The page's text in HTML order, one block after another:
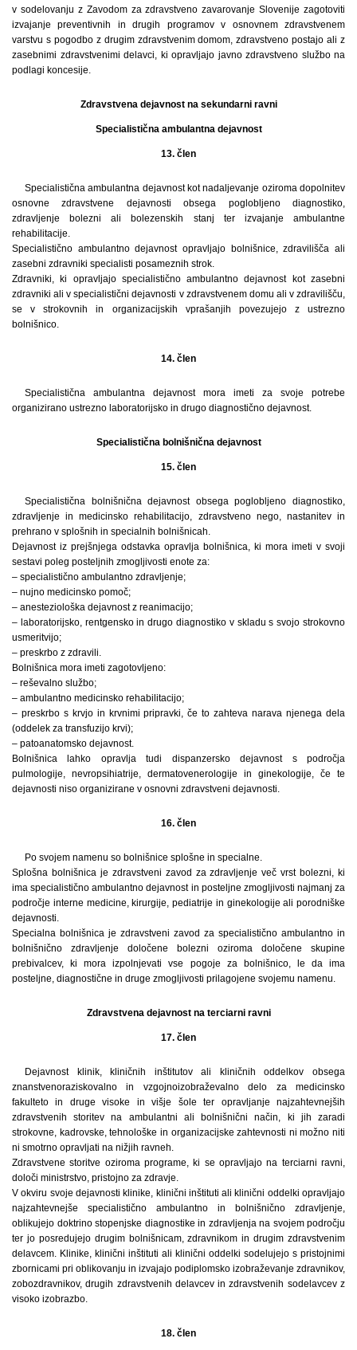
v sodelovanju z Zavodom za zdravstveno zavarovanje Slovenije zagotoviti
izvajanje preventivnih in drugih programov v osnovnem zdravstvenem
varstvu s pogodbo z drugim zdravstvenim domom, zdravstveno postajo ali z
zasebnimi zdravstvenimi delavci, ki opravljajo javno zdravstveno službo na
podlagi koncesije.
Zdravstvena dejavnost na sekundarni ravni
Specialistična ambulantna dejavnost
13. člen
Specialistična ambulantna dejavnost kot nadaljevanje oziroma dopolnitev
osnovne zdravstvene dejavnosti obsega poglobljeno diagnostiko,
zdravljenje bolezni ali bolezenskih stanj ter izvajanje ambulantne
rehabilitacije.
Specialistično ambulantno dejavnost opravljajo bolnišnice, zdravilišča ali
zasebni zdravniki specialisti posameznih strok.
Zdravniki, ki opravljajo specialistično ambulantno dejavnost kot zasebni
zdravniki ali v specialistični dejavnosti v zdravstvenem domu ali v zdravilišču,
se v strokovnih in organizacijskih vprašanjih povezujejo z ustrezno
bolnišnico.
14. člen
Specialistična ambulantna dejavnost mora imeti za svoje potrebe
organizirano ustrezno laboratorijsko in drugo diagnostično dejavnost.
Specialistična bolnišnična dejavnost
15. člen
Specialistična bolnišnična dejavnost obsega poglobljeno diagnostiko,
zdravljenje in medicinsko rehabilitacijo, zdravstveno nego, nastanitev in
prehrano v splošnih in specialnih bolnišnicah.
Dejavnost iz prejšnjega odstavka opravlja bolnišnica, ki mora imeti v svoji
sestavi poleg posteljnih zmogljivosti enote za:
– specialistično ambulantno zdravljenje;
– nujno medicinsko pomoč;
– anesteziološka dejavnost z reanimacijo;
– laboratorijsko, rentgensko in drugo diagnostiko v skladu s svojo strokovno
usmeritvijo;
– preskrbo z zdravili.
Bolnišnica mora imeti zagotovljeno:
– reševalno službo;
– ambulantno medicinsko rehabilitacijo;
– preskrbo s krvjo in krvnimi pripravki, če to zahteva narava njenega dela
(oddelek za transfuzijo krvi);
– patoanatomsko dejavnost.
Bolnišnica lahko opravlja tudi dispanzersko dejavnost s področja
pulmologije, nevropsihiatrije, dermatovenerologije in ginekologije, če te
dejavnosti niso organizirane v osnovni zdravstveni dejavnosti.
16. člen
Po svojem namenu so bolnišnice splošne in specialne.
Splošna bolnišnica je zdravstveni zavod za zdravljenje več vrst bolezni, ki
ima specialistično ambulantno dejavnost in posteljne zmogljivosti najmanj za
področje interne medicine, kirurgije, pediatrije in ginekologije ali porodniške
dejavnosti.
Specialna bolnišnica je zdravstveni zavod za specialistično ambulantno in
bolnišnično zdravljenje določene bolezni oziroma določene skupine
prebivalcev, ki mora izpolnjevati vse pogoje za bolnišnico, le da ima
posteljne, diagnostične in druge zmogljivosti prilagojene svojemu namenu.
Zdravstvena dejavnost na terciarni ravni
17. člen
Dejavnost klinik, kliničnih inštitutov ali kliničnih oddelkov obsega
znanstvenoraziskovalno in vzgojnoizobraževalno delo za medicinsko
fakulteto in druge visoke in višje šole ter opravljanje najzahtevnejših
zdravstvenih storitev na ambulantni ali bolnišnični način, ki jih zaradi
strokovne, kadrovske, tehnološke in organizacijske zahtevnosti ni možno niti
ni smotrno opravljati na nižjih ravneh.
Zdravstvene storitve oziroma programe, ki se opravljajo na terciarni ravni,
določi ministrstvo, pristojno za zdravje.
V okviru svoje dejavnosti klinike, klinični inštituti ali klinični oddelki opravljajo
najzahtevnejše specialistično ambulantno in bolnišnično zdravljenje,
oblikujejo doktrino stopenjske diagnostike in zdravljenja na svojem področju
ter jo posredujejo drugim bolnišnicam, zdravnikom in drugim zdravstvenim
delavcem. Klinike, klinični inštituti ali klinični oddelki sodelujejo s pristojnimi
zbornicami pri oblikovanju in izvajajo podiplomsko izobraževanje zdravnikov,
zobozdravnikov, drugih zdravstvenih delavcev in zdravstvenih sodelavcev z
visoko izobrazbo.
18. člen